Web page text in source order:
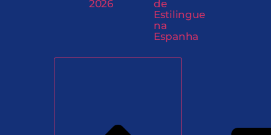
2026
de
Estilingue
na
Espanha